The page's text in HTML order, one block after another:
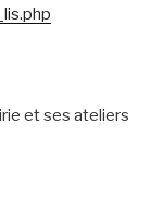
et ses ateliers